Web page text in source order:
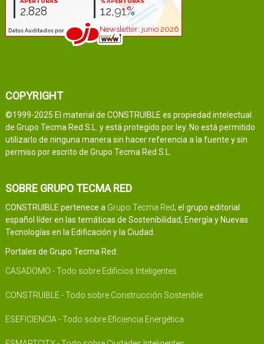
COPYRIGHT
©1999-2025 El material de CONSTRUIBLE es propiedad intelectual
de Grupo Tecma Red S.L. y está protegido por ley. No está permitido
utilizarlo de ninguna manera sin hacer referencia a la fuente y sin
permiso por escrito de Grupo Tecma Red S.L.
SOBRE GRUPO TECMA RED
CONSTRUIBLE pertenece a Grupo Tecma Red, el grupo editorial
español líder en las temáticas de Sostenibilidad, Energía y Nuevas
Tecnologías en la Edificación y la Ciudad.
Portales de Grupo Tecma Red:
CASADOMO - Todo sobre Edificios Inteligentes
CONSTRUIBLE - Todo sobre Construcción Sostenible
ESEFICIENCIA - Todo sobre Eficiencia Energética